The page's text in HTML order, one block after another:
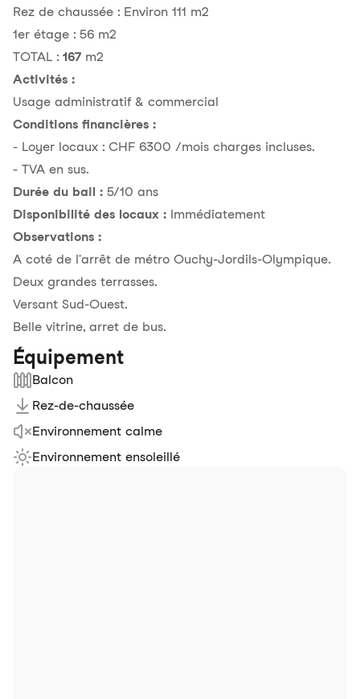
Rez de chaussée : Environ 111 m2
1er étage : 56 m2
TOTAL : 167 m2
Activités :
Usage administratif & commercial
Conditions financières :
- Loyer locaux : CHF 6300 /mois charges incluses.
- TVA en sus.
Durée du bail : 5/10 ans
Disponibilité des locaux : Immédiatement
Observations :
A coté de l'arrêt de métro Ouchy-Jordils-Olympique.
Deux grandes terrasses.
Versant Sud-Ouest.
Belle vitrine, arret de bus.
Équipement
Balcon
Rez-de-chaussée
Environnement calme
Environnement ensoleillé